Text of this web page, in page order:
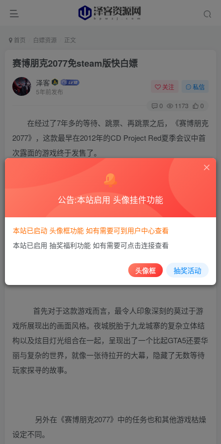
首页 白嫖资源 正文
赛博朋克2077免steam版快白嫖
泽客
5年前发布
关注 私信
0 1173 0
在经过了7年多的等待、跳票、再跳票之后，《赛博朋克
2077》，这款最早在2012年的CD Project Red夏季会议中首
次露面的游戏终于发售了。
作为“波兰蠢驴”CDPR的最新作品，毫无疑问这部游戏从
尚在孕育中时便吸引了玩家太多的目光，一举一动都被玩
家、媒体所注意，在全球范围内，更是有无数的游戏爱好者
都盼望着这一次他们能够再一次带来一款如《巫师》般的划
首先对于这款游戏而言，最令人印象深刻的莫过于游
戏所展现出的画面风格。夜城脱胎于九龙城寨的复杂立体结
构以及炫目灯光组合在一起，呈现出了一个比起GTA5还要华
丽与复杂的世界，就像一张待拉开的大幕，隐藏了无数等待
玩家探寻的故事。
另外在《赛博朋克2077》中的任务也和其他游戏枯燥
设定不同。
公告:本站启用 头像挂件功能
本站已启动 头像框功能 如有需要可到用户中心查看
本站已启用 抽奖福利功能 如有需要可点击连接查看
头像框 抽奖活动